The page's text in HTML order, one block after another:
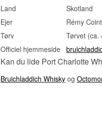
serien.
Se
Lyt til
Land
Skotland
Ejer
Rémy
Tørv
Tørvet (ca.
Officiel hjemmeside
Kan du lide Port Charlotte
Bruichladdich Whisky og